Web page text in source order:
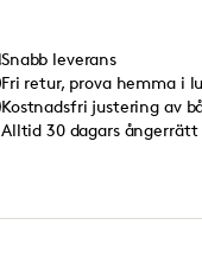
Snabb leverans
Fri retur, prova hemma i
Kostnadsfri justering av
Alltid 30 dagars ångerrätt